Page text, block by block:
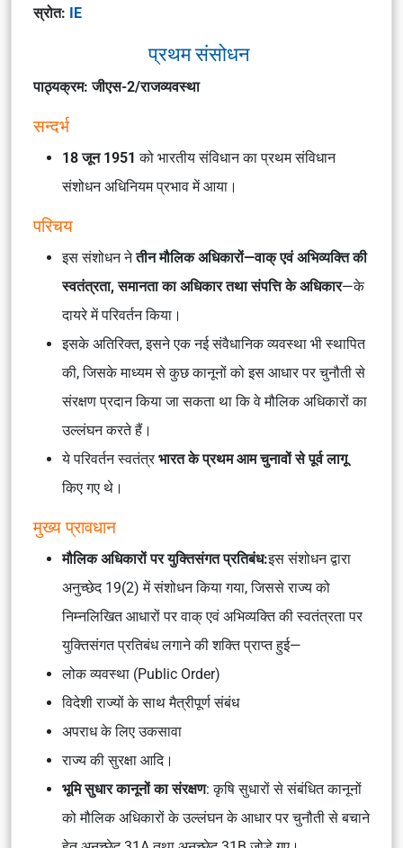
स्रोत: IE
प्रथम संसोधन
पाठ्यक्रम: जीएस-2/राजव्यवस्था
सन्दर्भ
18 जून 1951को भारतीय संविधान का प्रथम संविधान
संशोधन अधिनियम प्रभाव में आया।
परिचय
इस संशोधन नेतीन मौलिक अधिकारों—वाक् एवं अभिव्यक्ति की
स्वतंत्रता, समानता का अधिकार तथा संपत्ति के अधिकार—के
दायरे में परिवर्तन किया।
इसके अतिरिक्त, इसने एक नई संवैधानिक व्यवस्था भी स्थापित
की, जिसके माध्यम से कुछ कानूनों को इस आधार पर चुनौती से
संरक्षण प्रदान किया जा सकता था कि वे मौलिक अधिकारों का
उल्लंघन करते हैं।
ये परिवर्तन स्वतंत्र भारत के प्रथम आम चुनावों से पूर्व लागू
किए गए थे।
मुख्य प्रावधान
मौलिक अधिकारों पर युक्तिसंगत प्रतिबंध:इस संशोधन द्वारा
अनुच्छेद 19(2) में संशोधन किया गया, जिससे राज्य को
निम्नलिखित आधारों पर वाक् एवं अभिव्यक्ति की स्वतंत्रता पर
युक्तिसंगत प्रतिबंध लगाने की शक्ति प्राप्त हुई—
लोक व्यवस्था (Public Order)
विदेशी राज्यों के साथ मैत्रीपूर्ण संबंध
अपराध के लिए उकसावा
राज्य की सुरक्षा आदि।
भूमि सुधार कानूनों का संरक्षण: कृषि सुधारों से संबंधित कानूनों
को मौलिक अधिकारों के उल्लंघन के आधार पर चुनौती से बचाने